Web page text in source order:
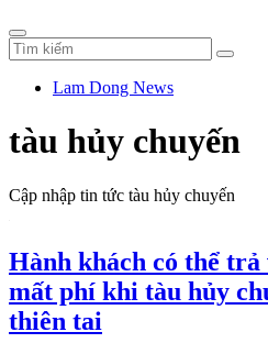
Lam Dong News
tàu hủy chuyến
Cập nhập tin tức tàu hủy chuyến
Hành khách có thể trả
mất phí khi tàu hủy
thiên tai